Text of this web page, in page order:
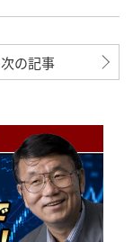
次の記事